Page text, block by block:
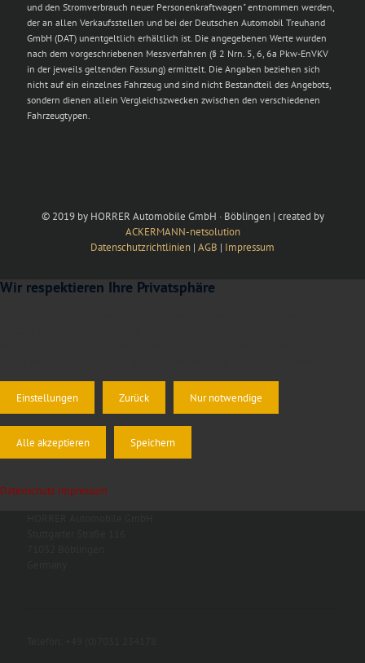
und den Stromverbrauch neuer Personenkraftwagen" entnommen werden,
der an allen Verkaufsstellen und bei der Deutschen Automobil Treuhand
GmbH (DAT) unentgeltlich erhältlich ist. Die angegebenen Werte wurden
nach dem vorgeschriebenen Messverfahren (§ 2 Nrn. 5, 6, 6a Pkw-EnVKV
in der jeweils geltenden Fassung) ermittelt. Die Angaben beziehen sich
nicht auf ein einzelnes Fahrzeug und sind nicht Bestandteil des Angebots,
sondern dienen allein Vergleichszwecken zwischen den verschiedenen
Fahrzeugtypen.
© 2019 by HORRER Automobile GmbH · Böblingen | created by
ACKERMANN-netsolution
Datenschutzrichtlinien | AGB | Impressum
Wir respektieren Ihre Privatsphäre
Einstellungen Zurück Nur notwendige
Alle akzeptieren Speichern
Datenschutz Impressum